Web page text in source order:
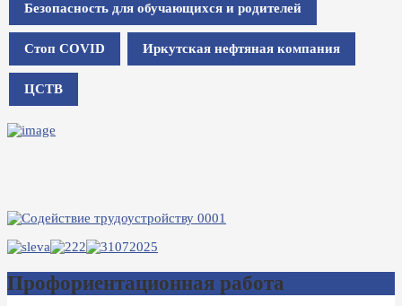
Безопасность для обучающихся и родителей
Стоп COVID Иркутская нефтяная компания
ЦСТВ
Профориентационная работа